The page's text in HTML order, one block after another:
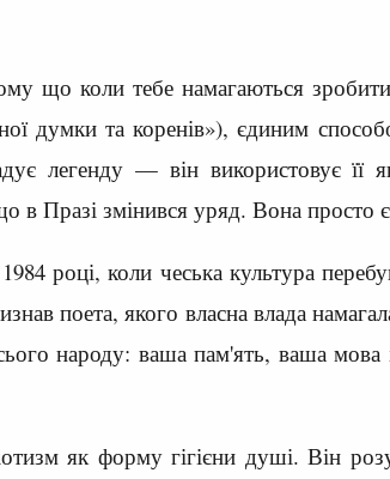
що коли тебе намагаються
думки та коренів»), єдиним
легенду — він використовує
в Празі змінився уряд. Вона просто
році, коли чеська культура
поета, якого власна влада
народу: ваша пам'ять, ваша
як форму гігієни душі. Він